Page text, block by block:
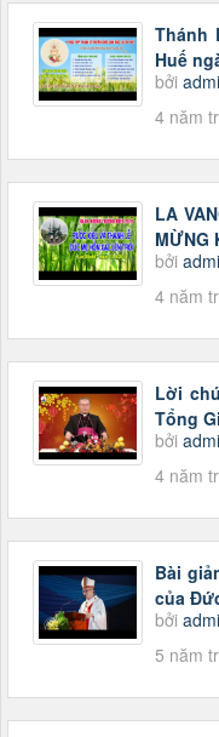
Thánh
Huế
bởi
4 năm
LA
MỪNG
bởi
4 năm
Lời
Tổng
bởi
4 năm
Bài
của
bởi
5 năm